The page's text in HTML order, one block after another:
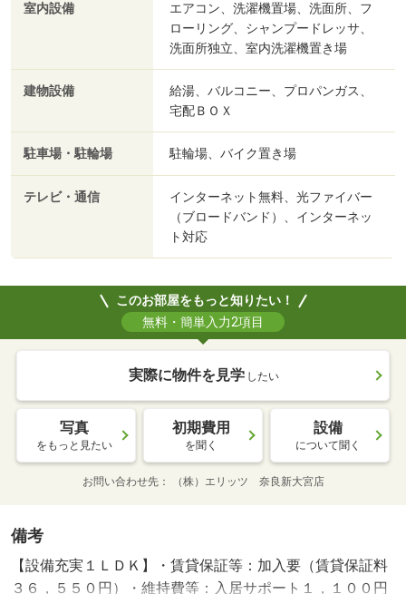
室内設備
エアコン、洗濯機置場、洗面所、フ
ローリング、シャンプードレッサ、
洗面所独立、室内洗濯機置き場
建物設備
給湯、バルコニー、プロパンガス、
宅配ＢＯＸ
駐車場・駐輪場 駐輪場、バイク置き場
テレビ・通信
インターネット無料、光ファイバー
（ブロードバンド）、インターネッ
ト対応
このお部屋をもっと知りたい！
無料・簡単入力2項目
実際に物件を見学 したい
写真
をもっと見たい
初期費用
を聞く
設備
について聞く
お問い合わせ先 （株）エリッツ 奈良新大宮店
備考
【設備充実１ＬＤＫ】・賃貸保証等：加入要（賃貸保証料
３６，５５０円）・維持費等：入居サポート１，１００円